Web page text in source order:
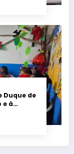
Duque de
e à